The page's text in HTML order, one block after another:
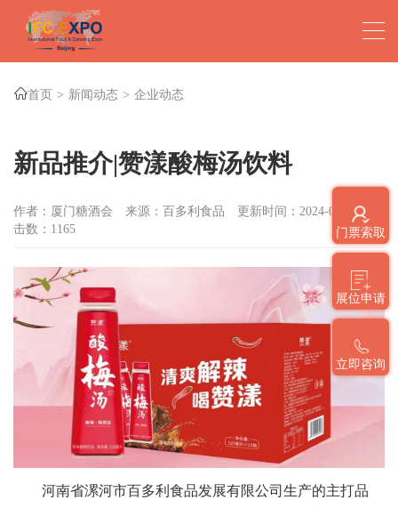
门票索取
展位申请
立即咨询
首页 新闻动态 企业动态
新品推介|赞漾酸梅汤饮料
作者：厦门糖酒会 来源：百多利食品 更新时间：2024-04-19
击数： 1165
河南省漯河市百多利食品发展有限公司生产的主打品